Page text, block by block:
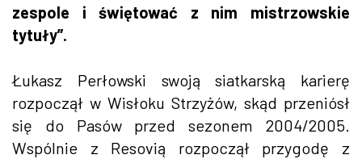
zespole i świętować z nim mistrzowskie
tytuły”.
Łukasz Perłowski swoją siatkarską karierę
rozpoczął w Wisłoku Strzyżów, skąd przeniósł
się do Pasów przed sezonem 2004/2005.
Wspólnie z Resovią rozpoczął przygodę z